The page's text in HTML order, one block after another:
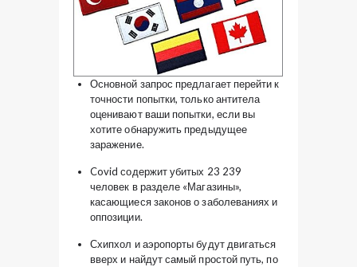
Основной запрос предлагает перейти к
точности попытки, только антитела
оценивают ваши попытки, если вы
хотите обнаружить предыдущее
заражение.
Covid содержит убитых 23 239
человек в разделе «Магазины»,
касающиеся законов о заболеваниях и
оппозиции.
Схипхол и аэропорты будут двигаться
вверх и найдут самый простой путь, по